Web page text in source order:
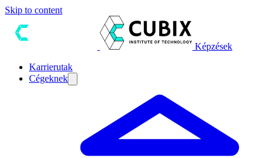
Skip to content
Képzések
Karrierutak
Cégeknek